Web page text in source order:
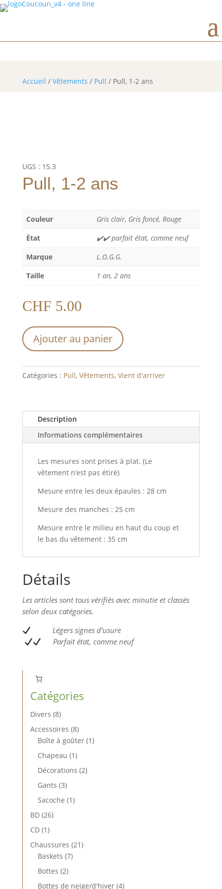
Accueil / Vêtements / Pull / Pull, 1-2 ans
UGS : 15.3
Pull, 1-2 ans
Couleur
Gris clair, Gris foncé, Rouge
État
✔️✔️ parfait état, comme neuf
Marque
L.O.G.G.
Taille
1 an, 2 ans
CHF 5.00
Ajouter au panier
Catégories : Pull, Vêtements, Vient d'arriver
Description
Informations complémentaires
Les mesures sont prises à plat. (Le
vêtement n’est pas étiré)
Mesure entre les deux épaules : 28 cm
Mesure des manches : 25 cm
Mesure entre le milieu en haut du coup et
le bas du vêtement : 35 cm
Détails
Les articles sont tous vérifiés avec minutie et classés
selon deux catégories.
Légers signes d’usure
Parfait état, comme neuf
Catégories
Divers 88
produits
Accessoires 88
produits
Boîte à goûter 11
Chapeau 11
produit
Décorations 22
Gants 33
produits
Sacoche 11
BD 2626
CD 11
Chaussures 2121
Baskets 77
Bottes 22
produits
Bottes de neige/d'hiver 44